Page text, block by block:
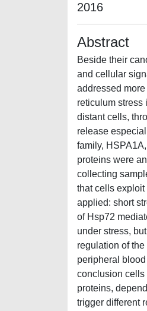
2016
Abstract
Beside their
and cellular
addressed
reticulum
distant cells,
release
family,
proteins were
collecting
that cells
applied: short
of Hsp72
under stress,
regulation of
peripheral
conclusion cells
proteins,
trigger different